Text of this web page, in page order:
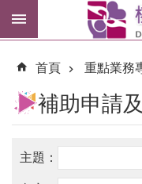
跳到主要內容區塊
紓
區
市
卡
首頁 重點業務
補助申請